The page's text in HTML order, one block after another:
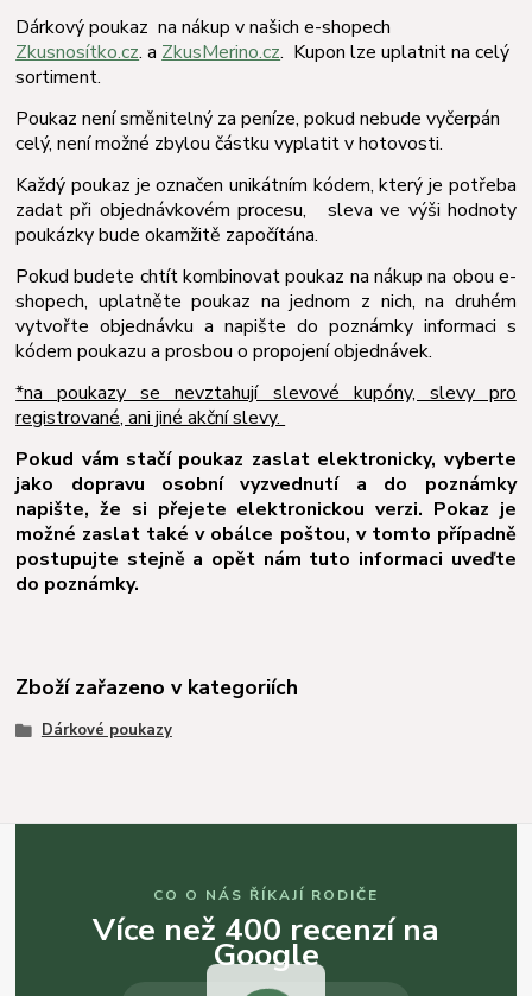
Dárkový poukaz na nákup v našich e-shopech
Zkusnosítko.cz. a ZkusMerino.cz. Kupon lze uplatnit na celý
sortiment.
Poukaz není směnitelný za peníze, pokud nebude vyčerpán
celý, není možné zbylou částku vyplatit v hotovosti.
Každý poukaz je označen unikátním kódem, který je potřeba
zadat při objednávkovém procesu, sleva ve výši hodnoty
poukázky bude okamžitě započítána.
Pokud budete chtít kombinovat poukaz na nákup na obou e-
shopech, uplatněte poukaz na jednom z nich, na druhém
vytvořte objednávku a napište do poznámky informaci s
kódem poukazu a prosbou o propojení objednávek.
*na poukazy se nevztahují slevové kupóny, slevy pro
registrované, ani jiné akční slevy.
Pokud vám stačí poukaz zaslat elektronicky, vyberte
jako dopravu osobní vyzvednutí a do poznámky
napište, že si přejete elektronickou verzi. Pokaz je
možné zaslat také v obálce poštou, v tomto případně
postupujte stejně a opět nám tuto informaci uveďte
do poznámky.
Zboží zařazeno v kategoriích
Dárkové poukazy
CO O NÁS ŘÍKAJÍ RODIČE
Více než 400 recenzí na
Google